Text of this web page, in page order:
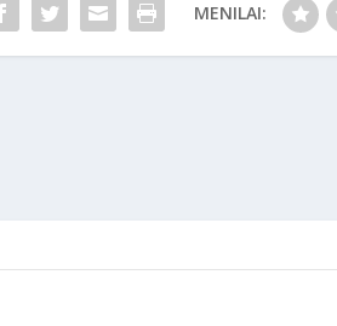
MENILAI: